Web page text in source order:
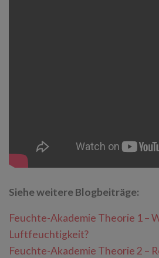
Siehe weitere Blogbeiträge:
Feuchte-Akademie Theorie 1 –
Luftfeuchtigkeit?
Feuchte-Akademie Theorie 2 –